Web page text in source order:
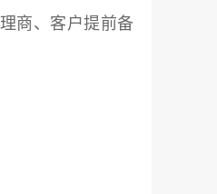
商、客户提前备